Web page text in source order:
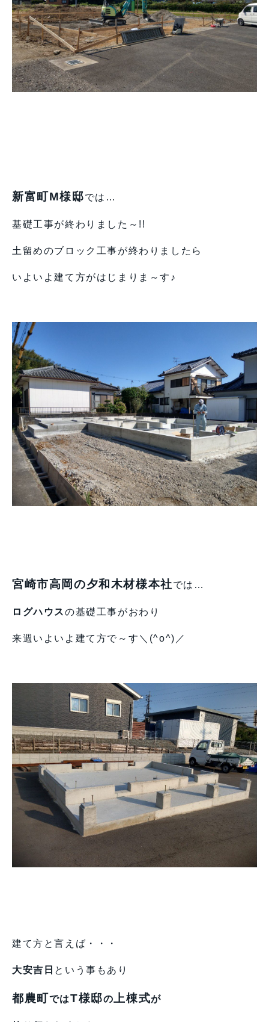
新富町M様邸では…
基礎工事が終わりました～!!
土留めのブロック工事が終わりましたら
いよいよ建て方がはじまりま～す♪
宮崎市高岡の夕和木材様本社では…
ログハウスの基礎工事がおわり
来週いよいよ建て方で～す＼(^o^)／
建て方と言えば・・・
大安吉日 という事もあり
都農町ではT様邸の 上棟式が